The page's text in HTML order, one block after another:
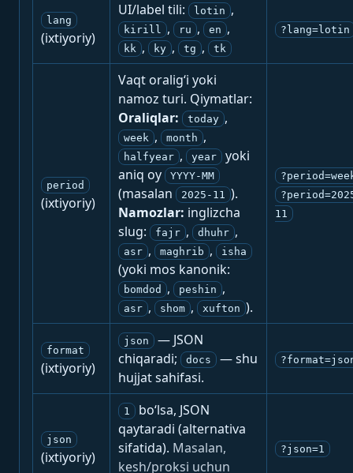
lang
(ixtiyoriy)
UI/label tili: lotin ,
kirill , ru , en ,
kk , ky , tg , tk
?lang=lotin
period
(ixtiyoriy)
Vaqt oralig‘i yoki
namoz turi. Qiymatlar:
Oraliqlar:
today ,
week , month ,
halfyear , year
yoki
aniq oy
YYYY-MM
(masalan 2025-11 ).
Namozlar: inglizcha
slug:
fajr , dhuhr ,
asr , maghrib , isha
(yoki mos kanonik:
bomdod , peshin ,
asr , shom , xufton ).
11
format
(ixtiyoriy)
json
— JSON
chiqaradi;
docs
— shu
hujjat sahifasi.
json
(ixtiyoriy)
1
bo‘lsa, JSON
qaytaradi (alternativa
sifatida). Masalan,
kesh/proksi uchun
?json=1